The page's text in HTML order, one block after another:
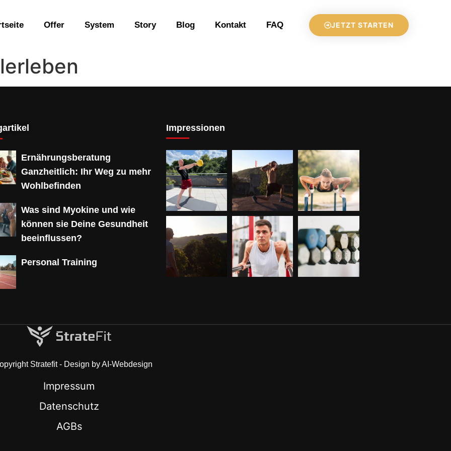
Offer System Story Blog Kontakt FAQ JETZT STARTEN
Ernährungsberatung
Ganzheitlich: Ihr Weg zu mehr
Wohlbefinden
Was sind Myokine und wie
können sie Deine Gesundheit
beeinflussen?
Personal Training
Impressionen
Stratefit - Design by AI-Webdesign
Impressum
Datenschutz
AGBs